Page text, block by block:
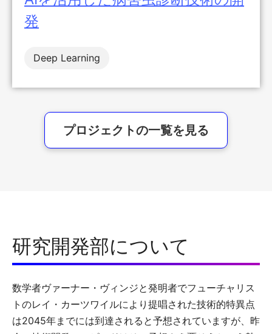
発
Deep Learning
プロジェクトの一覧を見る
研究開発部について
数学者ヴァーナー・ヴィンジと発明者でフューチャリス
トのレイ・カーツワイルにより提唱された技術的特異点
は2045年までには到達されると予想されていますが、昨